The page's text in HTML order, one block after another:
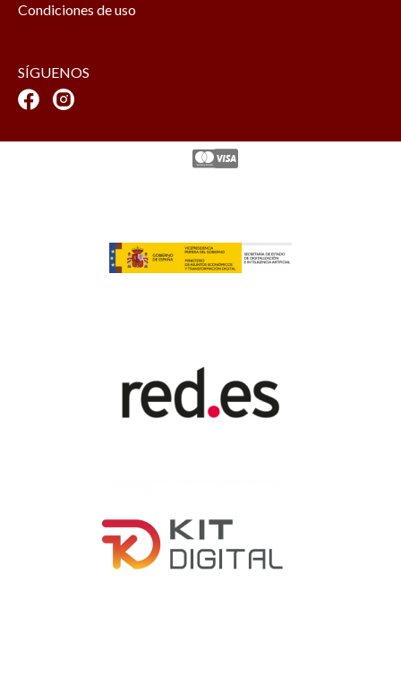
Condiciones de uso
SÍGUENOS